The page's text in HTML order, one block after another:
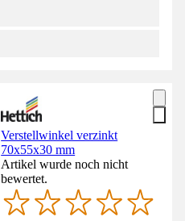
Verstellwinkel verzinkt
70x55x30 mm
Artikel wurde noch nicht
bewertet.